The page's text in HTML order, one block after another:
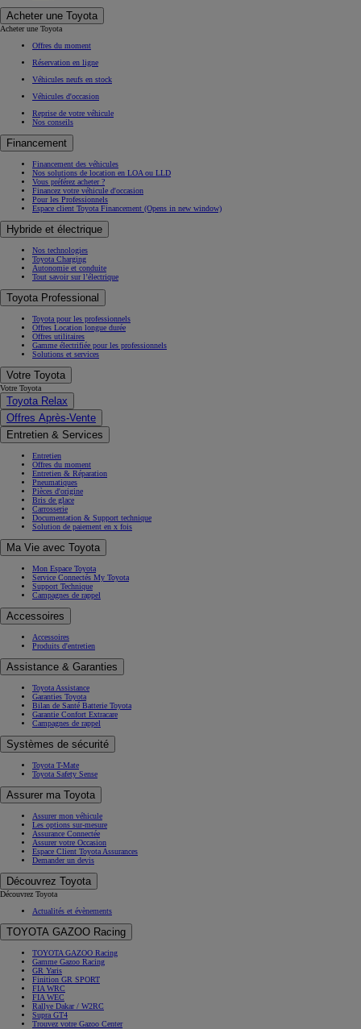
Acheter une Toyota
Acheter une Toyota
Offres du moment
Réservation en ligne
Véhicules neufs en stock
Véhicules d'occasion
Reprise de votre véhicule
Nos conseils
Financement
Financement des véhicules
Nos solutions de location en LOA ou LLD
Vous préférez acheter ?
Financez votre véhicule d'occasion
Pour les Professionnels
Espace client Toyota Financement (Opens in new window)
Hybride et électrique
Nos technologies
Toyota Charging
Autonomie et conduite
Tout savoir sur l’électrique
Toyota Professional
Toyota pour les professionnels
Offres Location longue durée
Offres utilitaires
Gamme électrifiée pour les professionnels
Solutions et services
Votre Toyota
Votre Toyota
Toyota Relax
Offres Après-Vente
Entretien & Services
Entretien
Offres du moment
Entretien & Réparation
Pneumatiques
Pièces d'origine
Bris de glace
Carrosserie
Documentation & Support technique
Solution de paiement en x fois
Ma Vie avec Toyota
Mon Espace Toyota
Service Connectés My Toyota
Support Technique
Campagnes de rappel
Accessoires
Accessoires
Produits d'entretien
Assistance & Garanties
Toyota Assistance
Garanties Toyota
Bilan de Santé Batterie Toyota
Garantie Confort Extracare
Campagnes de rappel
Systèmes de sécurité
Toyota T-Mate
Toyota Safety Sense
Assurer ma Toyota
Assurer mon véhicule
Les options sur-mesure
Assurance Connectée
Assurer votre Occasion
Espace Client Toyota Assurances
Demander un devis
Découvrez Toyota
Découvrez Toyota
Actualités et évènements
TOYOTA GAZOO Racing
TOYOTA GAZOO Racing
Gamme Gazoo Racing
GR Yaris
Finition GR SPORT
FIA WRC
FIA WEC
Rallye Dakar / W2RC
Supra GT4
Trouvez votre Gazoo Center